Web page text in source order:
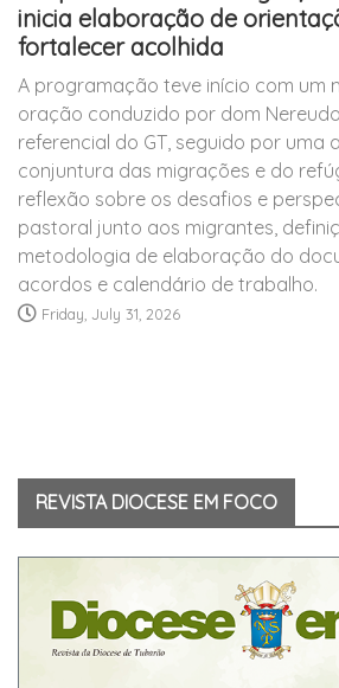
inicia elaboração de
fortalecer acolhida
A programação teve início com um
oração conduzido por dom
referencial do GT, seguido por uma
conjuntura das migrações e do
reflexão sobre os desafios e
pastoral junto aos migrantes,
metodologia de elaboração do
acordos e calendário de trabalho.
Friday, July 31, 2026
REVISTA DIOCESE EM FOCO